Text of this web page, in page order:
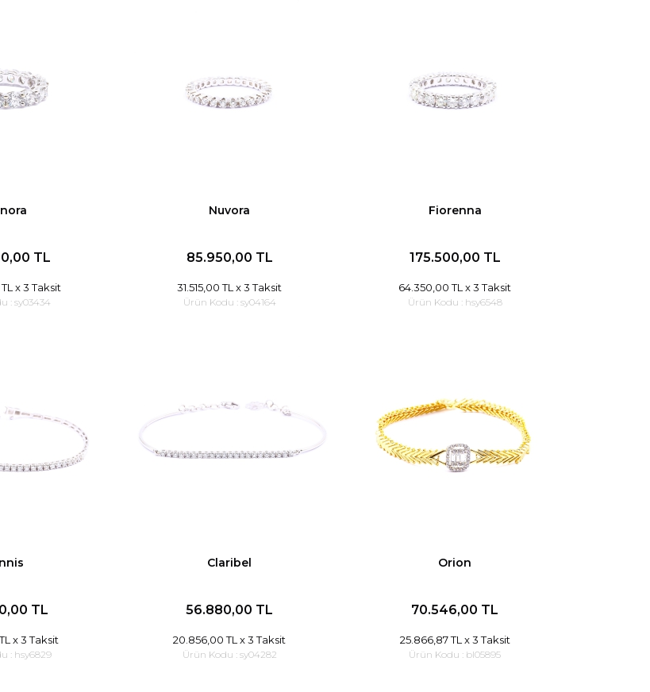
TL
x 3 Taksit
:sy03434
Nuvora
85.950,00 TL
31.515,00 TL x 3 Taksit
Ürün Kodu : sy04164
Fiorenna
175.500,00 TL
64.350,00 TL x 3 Taksit
Ürün Kodu : hsy6548
TL
x 3 Taksit
: hsy6829
Claribel
56.880,00 TL
20.856,00 TL x 3 Taksit
Ürün Kodu : sy04282
Orion
70.546,00 TL
25.866,87 TL x 3 Taksit
Ürün Kodu : bl05895